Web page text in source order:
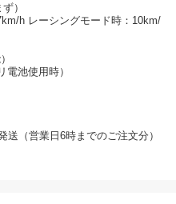
）
h レーシングモード時：10km/
池使用時）
（営業日6時までのご注文分）